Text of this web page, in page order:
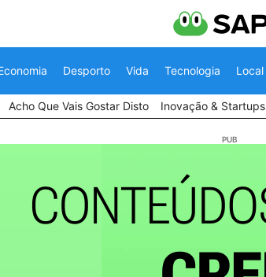
Desporto Vida Tecnologia Local
Acho Que Vais Gostar Disto Inovação & Startups